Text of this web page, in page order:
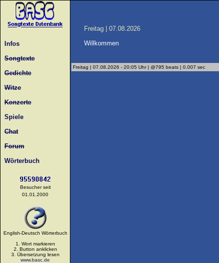
Infos
Songtexte
Gedichte
Witze
Konzerte
Spiele
Chat
Forum
Wörterbuch
Besucher seit
01.01.2000
English-Deutsch Wörterbuch
1. Wort markieren
2. Button anklicken
3. Übersetzung lesen
www.basc.de
Freitag | 07.08.2026
Willkommen
Freitag | 07.08.2026 - 20:05 Uhr | @795 beats | 0.007 sec